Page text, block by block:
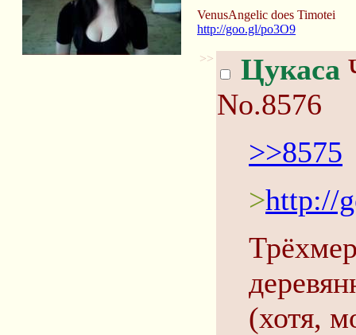
VenusAngelic does Timotei
http://goo.gl/po3O9
>> Цукаса
No.8576
>>8575
>http://
(хотя,